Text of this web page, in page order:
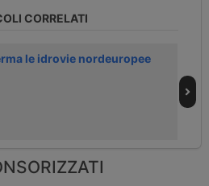
CORRELATI
le idrovie nordeuropee